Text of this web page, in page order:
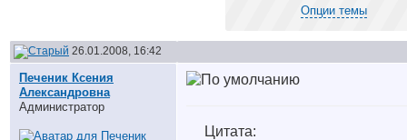
Опции темы
26.01.2008, 16:42
Печеник Ксения
Александровна
Администратор
Цитата: